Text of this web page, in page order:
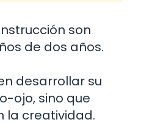
son
de dos años.
desarrollar su
ojo, sino que
la creatividad.